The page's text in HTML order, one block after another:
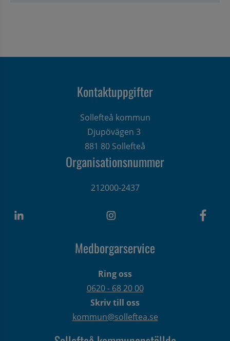
Kontaktuppgifter
Sollefteå kommun
Djupövägen 3
881 80 Sollefteå
Organisationsnummer
212000-2437
Medborgarservice
Ring oss
0620 - 68 20 00
Skriv till oss
kommun@solleftea.se